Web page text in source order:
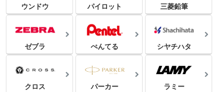
ウンドウ パイロット 三菱鉛筆
ゼブラ ぺんてる シヤチハタ
クロス パーカー ラミー